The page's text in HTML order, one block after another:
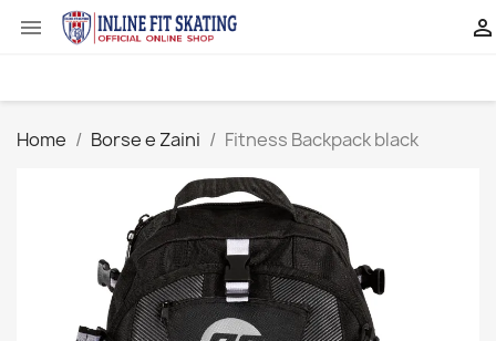
 
Home Borse e Zaini Fitness Backpack black